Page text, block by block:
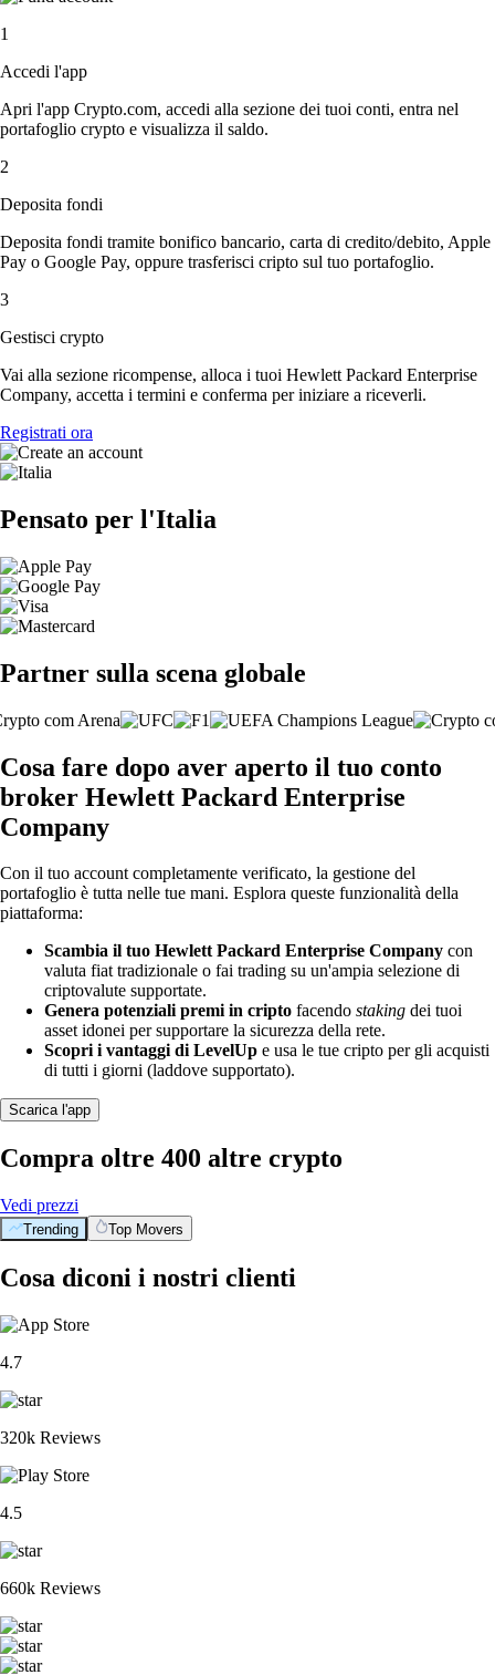
1
Accedi l'app
Apri l'app Crypto.com, accedi alla sezione dei tuoi conti, entra nel
portafoglio crypto e visualizza il saldo.
2
Deposita fondi
Deposita fondi tramite bonifico bancario, carta di credito/debito, Apple
Pay o Google Pay, oppure trasferisci cripto sul tuo portafoglio.
3
Gestisci crypto
Vai alla sezione ricompense, alloca i tuoi Hewlett Packard Enterprise
Company, accetta i termini e conferma per iniziare a riceverli.
Registrati ora
Pensato per l'Italia
Partner sulla scena globale
Cosa fare dopo aver aperto il tuo conto
broker Hewlett Packard Enterprise
Company
Con il tuo account completamente verificato, la gestione del
portafoglio è tutta nelle tue mani. Esplora queste funzionalità della
piattaforma:
Scambia il tuo Hewlett Packard Enterprise Company con
valuta fiat tradizionale o fai trading su un'ampia selezione di
criptovalute supportate.
Genera potenziali premi in cripto facendo staking dei tuoi
asset idonei per supportare la sicurezza della rete.
Scopri i vantaggi di LevelUp e usa le tue cripto per gli acquisti
di tutti i giorni (laddove supportato).
Scarica l'app
Compra oltre 400 altre crypto
Vedi prezzi
Trending Top Movers
Cosa diconi i nostri clienti
4.7
320k Reviews
4.5
660k Reviews